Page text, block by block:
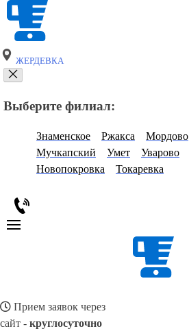
ЖЕРДЕВКА
Выберите филиал:
Знаменское Ржакса Мордово
Мучкапский
Умет Уварово
Новопокровка
Токаревка
Прием заявок через
сайт - круглосуточно